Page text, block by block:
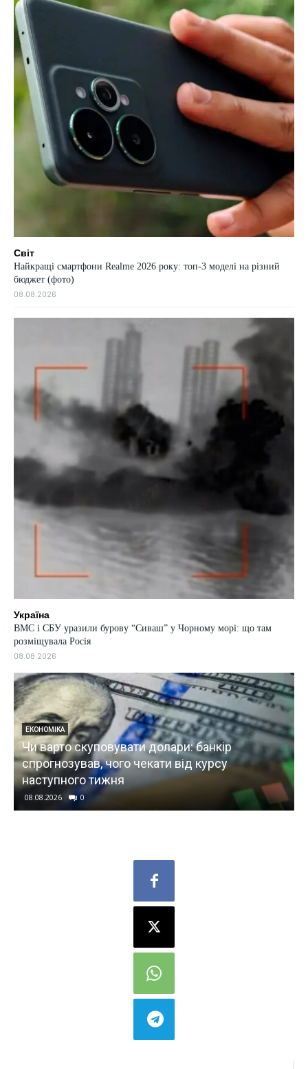
Світ
Найкращі смартфони Realme 2026 року: топ-3 моделі на різний
бюджет (фото)
08.08.2026
Україна
ВМС і СБУ уразили бурову “Сиваш” у Чорному морі: що там
розміщувала Росія
08.08.2026
банкір
від курсу
ВІЙНА
Ворожа атака на Київ:
Голосіївському та
горять резервуари з